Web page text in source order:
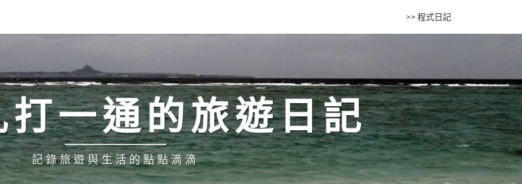
>> 程式日記
一通的旅遊日記
記錄旅遊與生活的點點滴滴